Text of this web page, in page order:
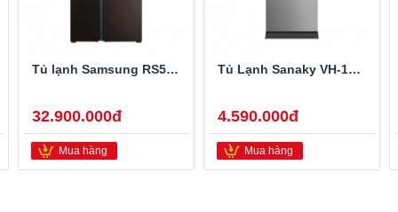
Tủ lạnh Samsung RS552NRUA9M/SV 548 lít
32.900.000đ
Mua hàng
Tủ Lạnh Sanaky VH-148HPN 140 Lít
4.590.000đ
Mua hàng